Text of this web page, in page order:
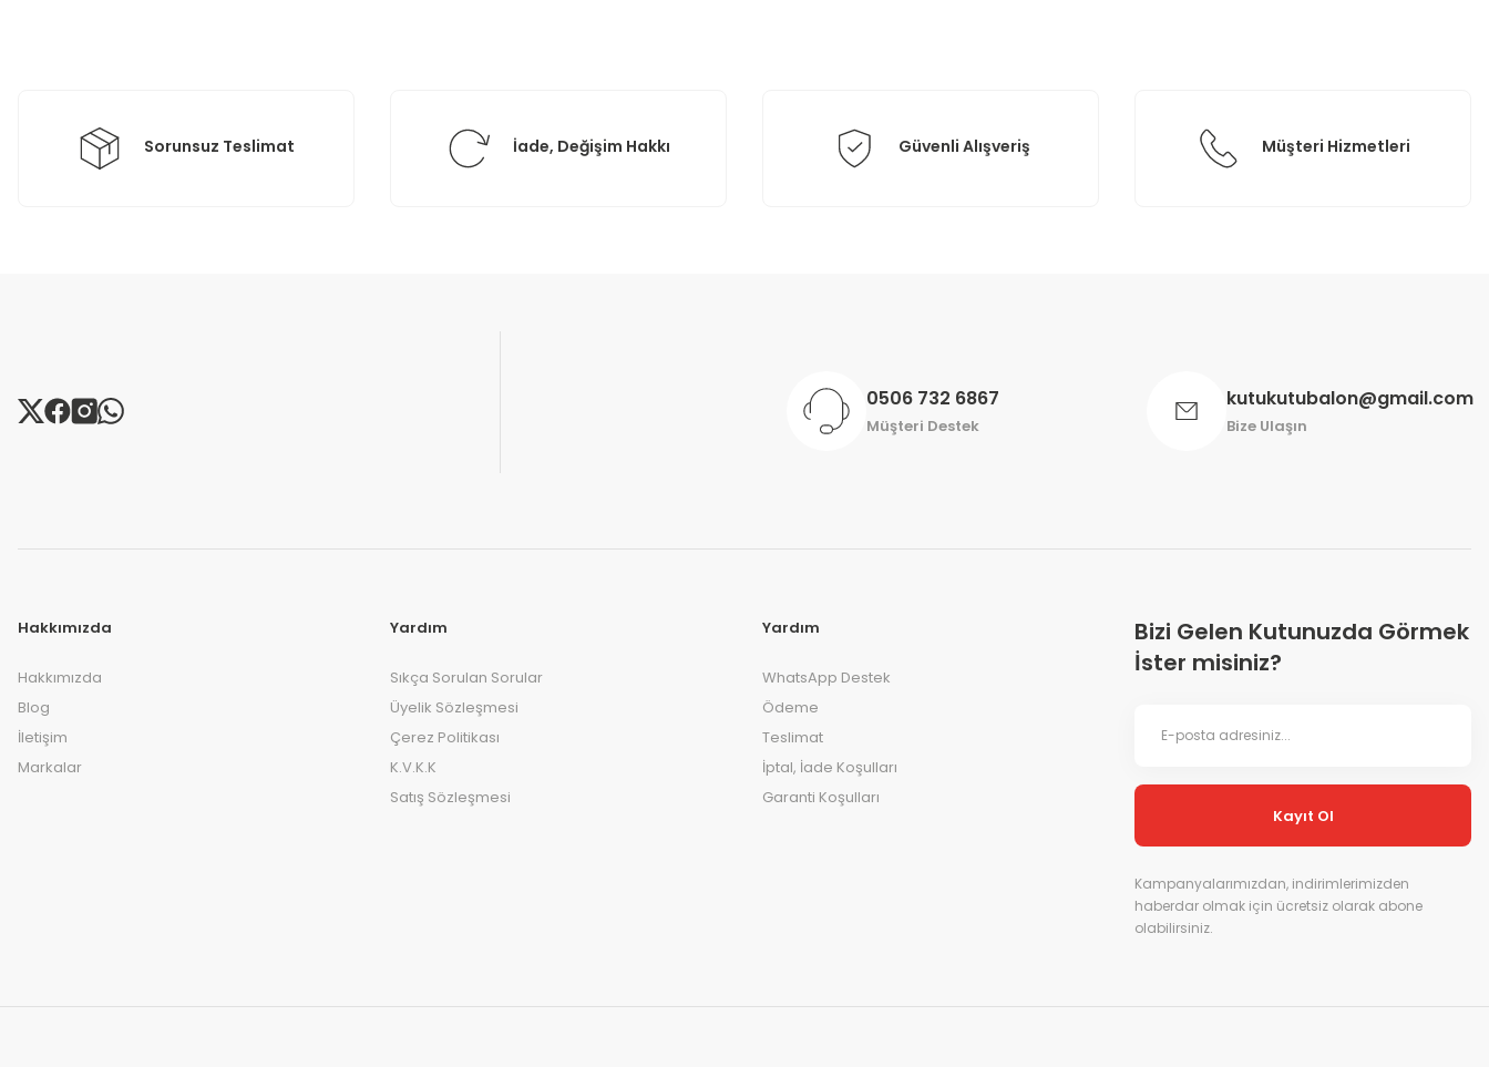
Sorunsuz Teslimat İade, Değişim Hakkı Güvenli Alışveriş Müşteri Hizmetleri
0506 732 6867
Müşteri Destek
kutukutubalon@gmail.com
Bize Ulaşın
Hakkımızda
Hakkımızda
Blog
İletişim
Markalar
Yardım
Sıkça Sorulan Sorular
Üyelik Sözleşmesi
Çerez Politikası
K.V.K.K
Satış Sözleşmesi
Yardım
WhatsApp Destek
Ödeme
Teslimat
İptal, İade Koşulları
Garanti Koşulları
Bizi Gelen Kutunuzda Görmek
İster misiniz?
Kayıt Ol
Kampanyalarımızdan, indirimlerimizden
haberdar olmak için ücretsiz olarak abone
olabilirsiniz.